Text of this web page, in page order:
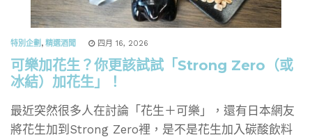
特別企劃 , 精選酒聞 四月 16, 2026
可樂加花生？你更該試試「Strong Zero（或
冰結）加花生」！
最近突然很多人在討論「花生＋可樂」，還有日本網友
將花生加到Strong Zero裡，是不是花生加入碳酸飲料